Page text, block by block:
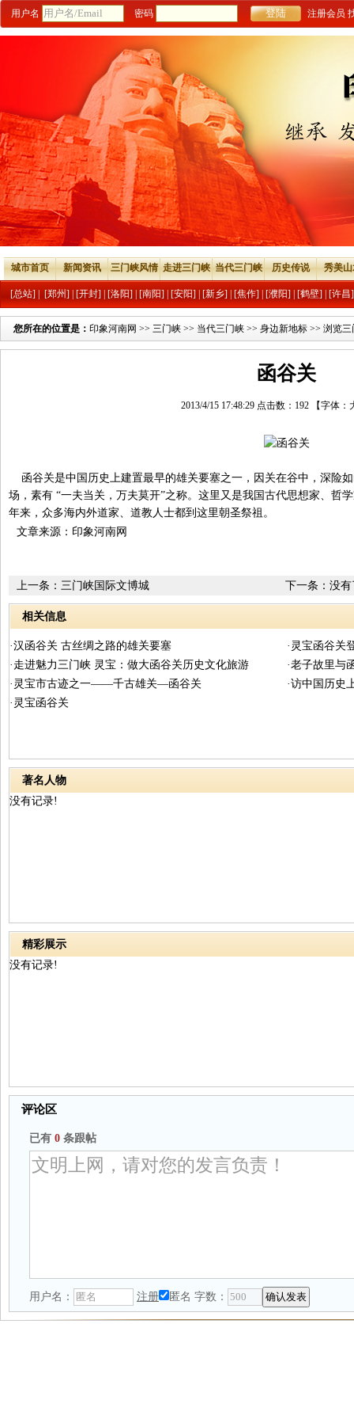
用户名 密码 注册会员
城市首页 新闻资讯 三门峡风情 走进三门峡 当代三门峡 历史传说 秀美
[总站] [郑州] [开封] [洛阳] [南阳] [安阳] [新乡] [焦作] [濮阳] [鹤壁] [许昌]
您所在的位置是： 印象河南网 >> 三门峡 >> 当代三门峡 >> 身边新地标 >> 浏览三
函谷关
2013/4/15 17:48:29 点击数： 192 【字体：
函谷关是中国历史上建置最早的雄关要塞之一，因关在谷中，深险
场，素有 “一夫当关，万夫莫开”之称。这里又是我国古代思想家、哲
年来，众多海内外道家、道教人士都到这里朝圣祭祖。
文章来源：印象河南网
下一条：没有
上一条： 三门峡国际文博城
相关信息
·汉函谷关 古丝绸之路的雄关要塞
·灵宝函谷关
·走进魅力三门峡 灵宝：做大函谷关历史文化旅游
·老子故里与
·灵宝市古迹之一——千古雄关—函谷关
·访中国历史
·灵宝函谷关
著名人物
没有记录!
精彩展示
没有记录!
评论区
已有 0 条跟帖
用户名： 注册 匿名 字数：